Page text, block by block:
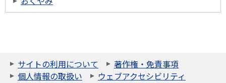
サイトの利用について
著作権・免責事項
個人情報の取扱い
ウェブアクセシビリティ